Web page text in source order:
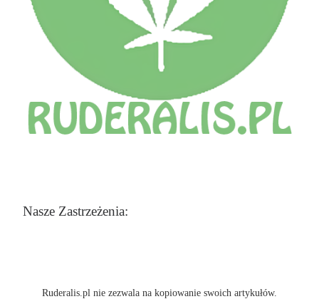
Nasze Zastrzeżenia:
Ruderalis.pl nie zezwala na kopiowanie swoich artykułów.